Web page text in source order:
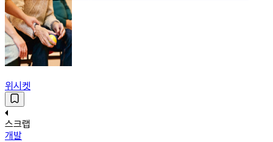
위시켓
스크랩
개발